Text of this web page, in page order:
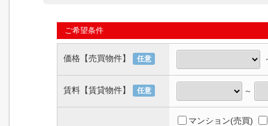
ご希望条件
価格【売買物件】 任意
賃料【賃貸物件】 任意 ～
マンション(売買)